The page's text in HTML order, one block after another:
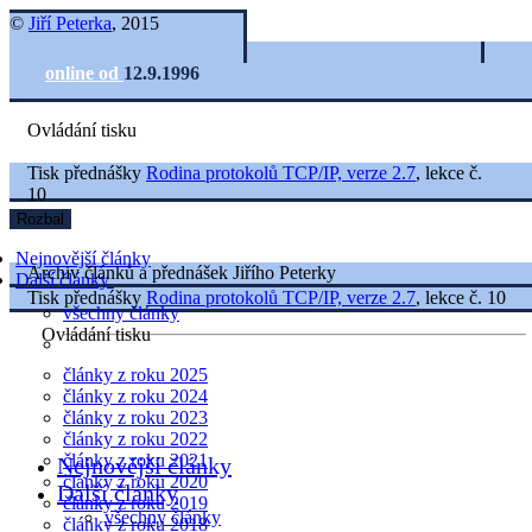
© Jiří Peterka, 2015
online od 12.9.1996
Ovládání tisku
Nejnovější články
Další články
všechny články
články z roku 2025
články z roku 2024
články z roku 2023
články z roku 2022
články z roku 2021
články z roku 2020
články z roku 2019
články z roku 2018
Tisk přednášky Rodina protokolů TCP/IP, verze 2.7, lekce č.
10
Rozbal
Archiv článků a přednášek Jiřího Peterky
Tisk přednášky Rodina protokolů TCP/IP, verze 2.7, lekce č. 10
Ovládání tisku
Nejnovější články
Další články
všechny články